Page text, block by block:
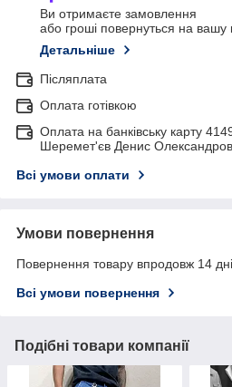
Ви отримаєте замовлення
або гроші повернуться на вашу
Детальніше
Післяплата
Оплата готівкою
Оплата на банківську карту
Шеремет'єв Денис
Всі умови оплати
Умови повернення
Повернення товару впродовж 14
Всі умови повернення
Подібні товари компанії